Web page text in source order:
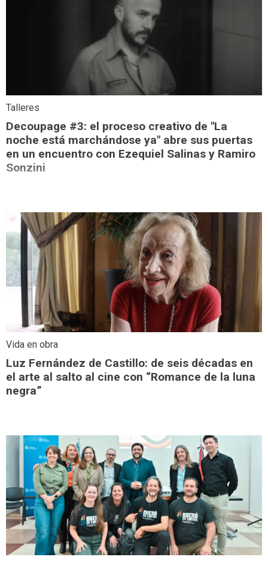
Talleres
Decoupage #3: el proceso creativo de "La
noche está marchándose ya" abre sus puertas
en un encuentro con Ezequiel Salinas y Ramiro
Sonzini
Vida en obra
Luz Fernández de Castillo: de seis décadas en
el arte al salto al cine con “Romance de la luna
negra”